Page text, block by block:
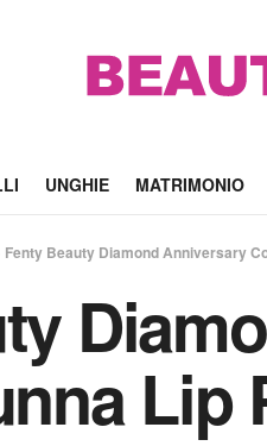
UNGHIE MATRIMONIO
Fenty Beauty Diamond Anniversary
Lip